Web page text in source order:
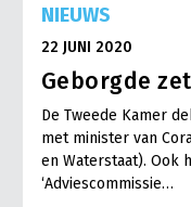
NIEUWS
22 JUNI 2020
Geborgde
De Tweede Kamer
met minister van
en Waterstaat). Ook
‘Adviescommissie…